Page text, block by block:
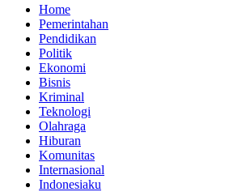
Home
Pemerintahan
Pendidikan
Politik
Ekonomi
Bisnis
Kriminal
Teknologi
Olahraga
Hiburan
Komunitas
Internasional
Indonesiaku